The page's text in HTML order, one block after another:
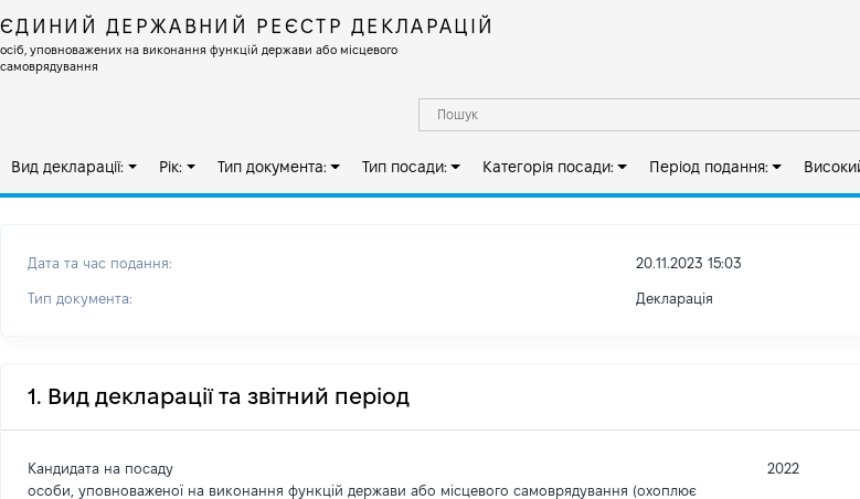
ЄДИНИЙ ДЕРЖАВНИЙ РЕЄСТР ДЕКЛАРАЦІЙ
осіб, уповноважених на виконання функцій держави або місцевого
самоврядування
Вид декларації: Рік: Тип документа: Тип посади: Категорія посади: Період подання:
Дата та час подання: 20.11.2023 15:03
Тип документа: Декларація
1. Вид декларації та звітний період
Кандидата на посаду
особи, уповноваженої на виконання функцій держави або місцевого самоврядування (охоплює
2022